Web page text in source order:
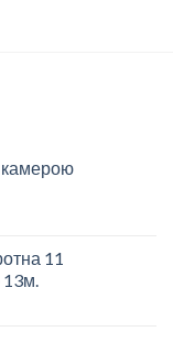
камерою
11
13м.